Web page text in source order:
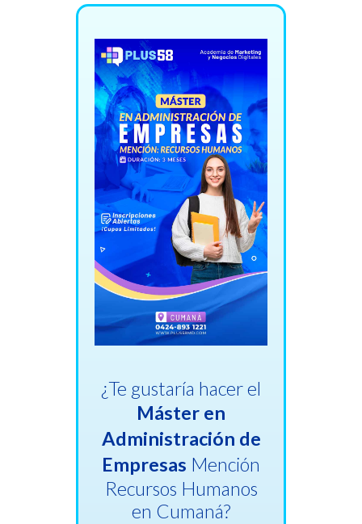
¿Te gustaría hacer el
Máster en
Administración de
Empresas Mención
Recursos Humanos
en Cumaná?